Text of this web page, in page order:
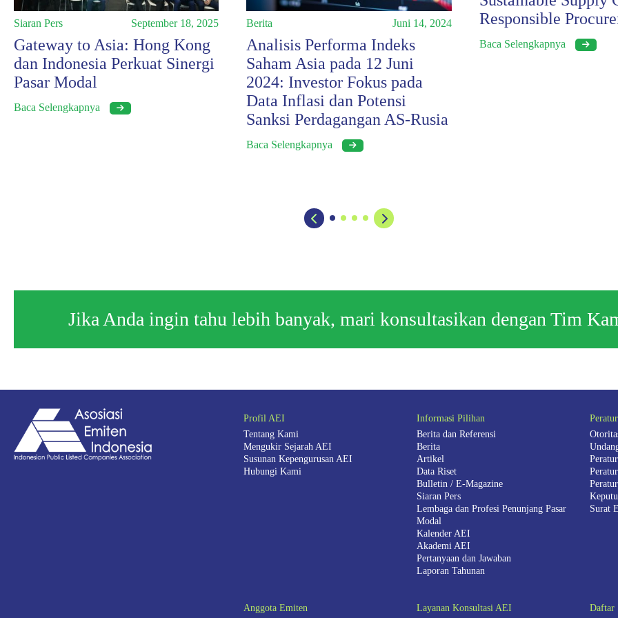
Siaran Pers September 18, 2025
Gateway to Asia: Hong Kong
dan Indonesia Perkuat Sinergi
Pasar Modal
Baca Selengkapnya
Berita Juni 14, 2024
Analisis Performa Indeks
Saham Asia pada 12 Juni
2024: Investor Fokus pada
Data Inflasi dan Potensi
Sanksi Perdagangan AS-Rusia
Baca Selengkapnya
Responsible
Baca Selengkapnya
Jika Anda ingin tahu lebih banyak, mari konsultasikan dengan Tim
Profil AEI
Tentang Kami
Mengukir Sejarah AEI
Susunan Kepengurusan AEI
Hubungi Kami
Informasi Pilihan
Berita dan Referensi
Berita
Artikel
Data Riset
Bulletin / E-Magazine
Siaran Pers
Lembaga dan Profesi Penunjang Pasar
Modal
Kalender AEI
Akademi AEI
Pertanyaan dan Jawaban
Laporan Tahunan
Surat
Anggota Emiten Layanan Konsultasi AEI Daftar